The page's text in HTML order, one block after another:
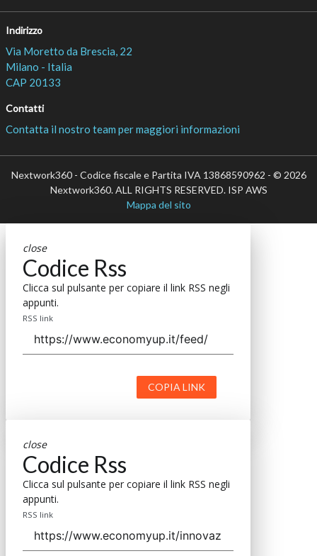
Indirizzo
Via Moretto da Brescia, 22
Milano - Italia
CAP 20133
Contatti
Contatta il nostro team per maggiori informazioni
Nextwork360 - Codice fiscale e Partita IVA 13868590962 - © 2026
Nextwork360. ALL RIGHTS RESERVED. ISP AWS
Mappa del sito
close
Codice Rss
Clicca sul pulsante per copiare il link RSS negli
appunti.
RSS link
COPIA LINK
close
Codice Rss
Clicca sul pulsante per copiare il link RSS negli
appunti.
RSS link